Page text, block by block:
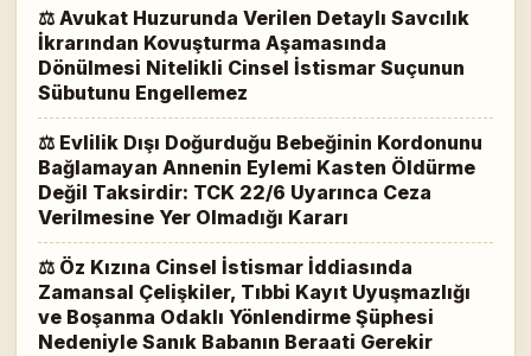
⚖ Avukat Huzurunda Verilen Detaylı Savcılık
İkrarından Kovuşturma Aşamasında
Dönülmesi Nitelikli Cinsel İstismar Suçunun
Sübutunu Engellemez
⚖ Evlilik Dışı Doğurduğu Bebeğinin Kordonunu
Bağlamayan Annenin Eylemi Kasten Öldürme
Değil Taksirdir: TCK 22/6 Uyarınca Ceza
Verilmesine Yer Olmadığı Kararı
⚖ Öz Kızına Cinsel İstismar İddiasında
Zamansal Çelişkiler, Tıbbi Kayıt Uyuşmazlığı
ve Boşanma Odaklı Yönlendirme Şüphesi
Nedeniyle Sanık Babanın Beraati Gerekir